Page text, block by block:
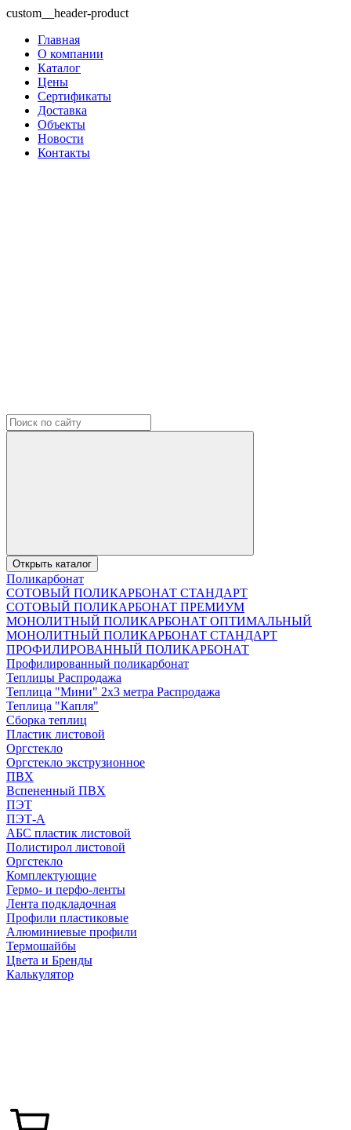
custom__header-product
Главная
О компании
Каталог
Цены
Сертификаты
Доставка
Объекты
Новости
Контакты
Открыть каталог
Поликарбонат
СОТОВЫЙ ПОЛИКАРБОНАТ СТАНДАРТ
СОТОВЫЙ ПОЛИКАРБОНАТ ПРЕМИУМ
МОНОЛИТНЫЙ ПОЛИКАРБОНАТ ОПТИМАЛЬНЫЙ
МОНОЛИТНЫЙ ПОЛИКАРБОНАТ СТАНДАРТ
ПРОФИЛИРОВАННЫЙ ПОЛИКАРБОНАТ
Профилированный поликарбонат
Теплицы Распродажа
Теплица "Мини" 2х3 метра Распродажа
Теплица "Капля"
Сборка теплиц
Пластик листовой
Оргстекло
Оргстекло экструзионное
ПВХ
Вспененный ПВХ
ПЭТ
ПЭТ-А
АБС пластик листовой
Полистирол листовой
Оргстекло
Комплектующие
Гермо- и перфо-ленты
Лента подкладочная
Профили пластиковые
Алюминиевые профили
Термошайбы
Цвета и Бренды
Калькулятор